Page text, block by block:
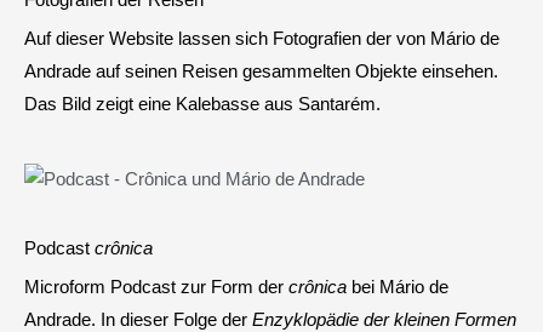
Auf dieser Website lassen sich Fotografien der von Mário de
Andrade auf seinen Reisen gesammelten Objekte einsehen.
Das Bild zeigt eine Kalebasse aus Santarém.
Podcast crônica
Microform Podcast zur Form der crônica bei Mário de
Andrade. In dieser Folge der Enzyklopädie der kleinen Formen